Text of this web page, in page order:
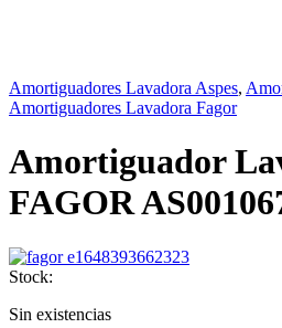
Amortiguadores Lavadora Aspes,
Amortiguadores Lavadora Fagor
Amortiguador
FAGOR
Stock:
Sin existencias